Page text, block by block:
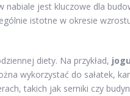
nabiale jest kluczowe dla
istotne w okresie
diety. Na przykład,
wykorzystać do sałatek,
takich jak serniki czy